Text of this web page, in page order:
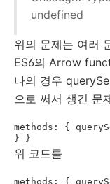
undefined
위의 문제는 여러
ES6의 Arrow
나의 경우
으로 써서 생긴 문
methods: {
위 코드를
methods: {